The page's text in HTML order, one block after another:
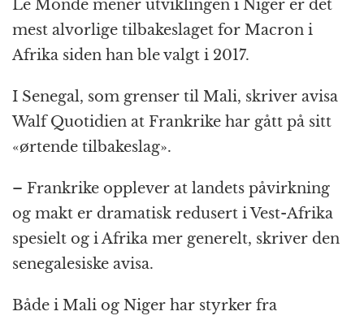
Le Monde mener utviklingen i Niger er det
mest alvorlige tilbakeslaget for Macron i
Afrika siden han ble valgt i 2017.
I Senegal, som grenser til Mali, skriver avisa
Walf Quotidien at Frankrike har gått på sitt
«ørtende tilbakeslag».
– Frankrike opplever at landets påvirkning
og makt er dramatisk redusert i Vest-Afrika
spesielt og i Afrika mer generelt, skriver den
senegalesiske avisa.
Både i Mali og Niger har styrker fra